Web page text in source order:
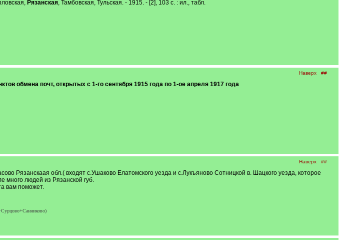
Рязанская, Тамбовская, Тульская. - 1915. - [2], 103 с. : ил., табл.
Наверх ##
обмена почт, открытых с 1-го сентября 1915 года по 1-ое апреля 1917 года
Наверх ##
Рязанскаая обл.( входят с.Ушаково Елатомского уезда и с.Лукъяново Сотницкой в. Шацкого уезда, которое
много людей из Рязанской губ.
вам поможет.